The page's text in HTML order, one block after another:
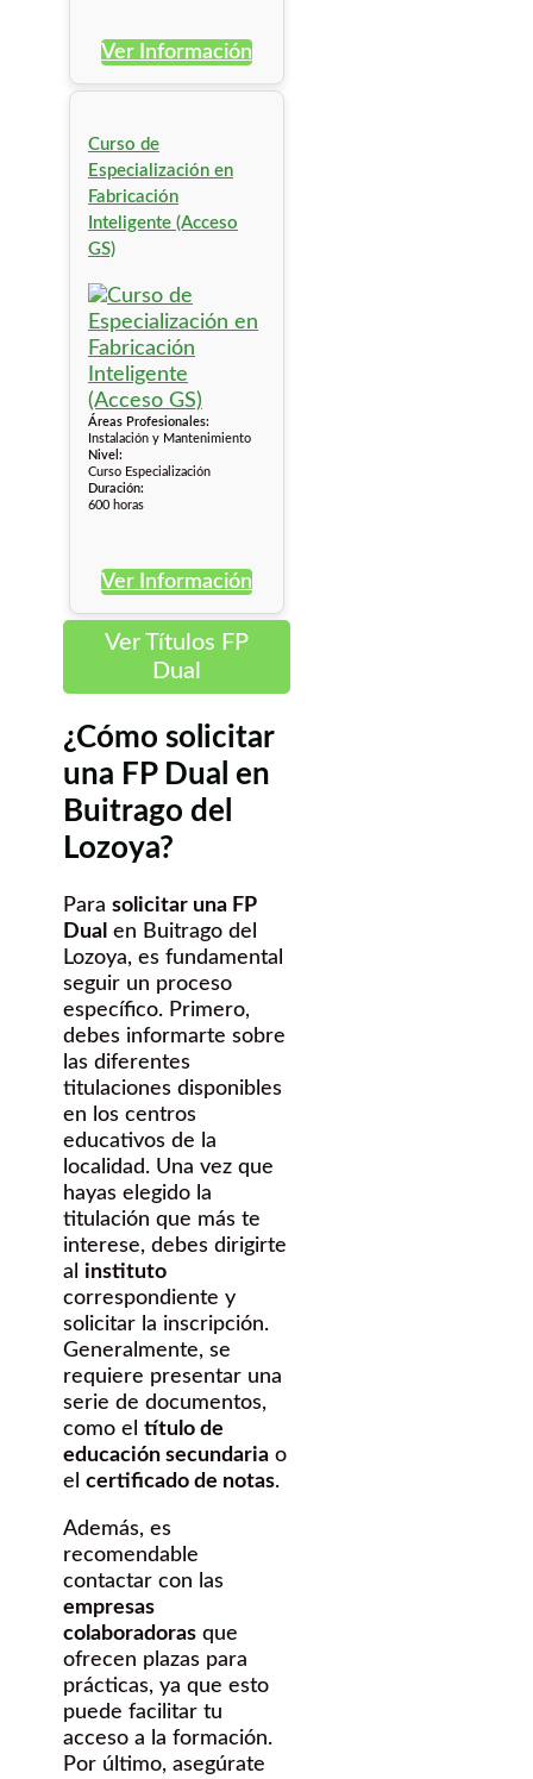
Ver Información
Curso de
Especialización en
Fabricación
Inteligente (Acceso
GS)
Áreas Profesionales:
Instalación y Mantenimiento
Nivel:
Curso Especialización
Duración:
600 horas
Ver Información
Ver Títulos FP
Dual
¿Cómo solicitar
una FP Dual en
Buitrago del
Lozoya?
Para solicitar una FP
Dual en Buitrago del
Lozoya, es fundamental
seguir un proceso
específico. Primero,
debes informarte sobre
las diferentes
titulaciones disponibles
en los centros
educativos de la
localidad. Una vez que
hayas elegido la
titulación que más te
interese, debes dirigirte
al instituto
correspondiente y
solicitar la inscripción.
Generalmente, se
requiere presentar una
serie de documentos,
como el título de
educación secundaria o
el certificado de notas.
Además, es
recomendable
contactar con las
empresas
colaboradoras que
ofrecen plazas para
prácticas, ya que esto
puede facilitar tu
acceso a la formación.
Por último, asegúrate